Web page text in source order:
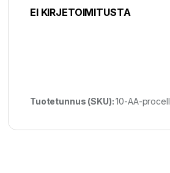
EI KIRJETOIMITUSTA
Tuotetunnus (SKU):10-AA-procell